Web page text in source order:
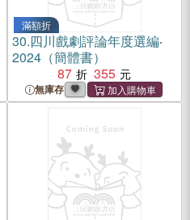
滿額折
30.四川戲劇評論年度選編‧
2024（簡體書）
87
355
無庫存